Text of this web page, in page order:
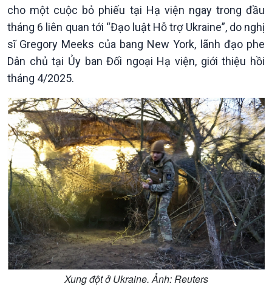
Chính trị
Tin Chính trị
Chính phủ với người dân
Quốc hội với cử tri
Đảng trong cuộc sống
Nhận diện sự thật
Pháp luật và đời sống
Thế giới
Tin thế giới
Vấn đề quốc tế
Biên cương - Một dải vững
bền
Kinh tế
Nông nghiệp & Biển đảo
Tin Nông nghiệp & Biển
cho một cuộc bỏ phiếu tại Hạ viện ngay trong đầu
tháng 6 liên quan tới “Đạo luật Hỗ trợ Ukraine”, do nghị
sĩ Gregory Meeks của bang New York, lãnh đạo phe
Dân chủ tại Ủy ban Đối ngoại Hạ viện, giới thiệu hồi
tháng 4/2025.
Xung đột ở Ukraine. Ảnh: Reuters